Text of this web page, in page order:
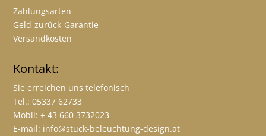
Zahlungsarten
Geld-zurück-Garantie
Versandkosten
Kontakt:
Sie erreichen uns telefonisch
Tel.: 05337 62733
Mobil: + 43 660 3732023
E-mail: info@stuck-beleuchtung-design.at